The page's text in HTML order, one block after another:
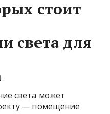
стоит
света для
света может
— помещение